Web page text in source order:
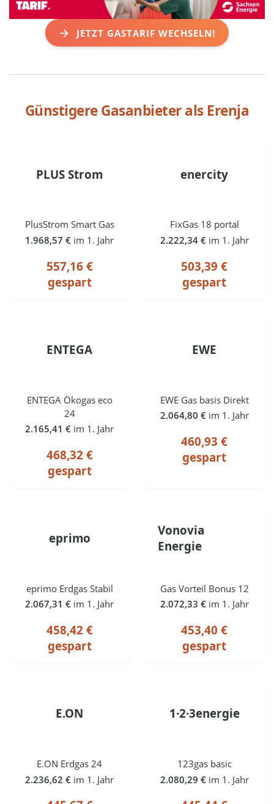
JETZT GASTARIF WECHSELN!
Günstigere Gasanbieter als Erenja
PLUS Strom
PlusStrom Smart Gas
1.968,57 € im 1. Jahr
557,16 €
gespart
enercity
FixGas 18 portal
2.222,34 € im 1. Jahr
503,39 €
gespart
ENTEGA
ENTEGA Ökogas eco
24
2.165,41 € im 1. Jahr
468,32 €
gespart
EWE
EWE Gas basis Direkt
2.064,80 € im 1. Jahr
460,93 €
gespart
eprimo
eprimo Erdgas Stabil
2.067,31 € im 1. Jahr
458,42 €
gespart
Vonovia
Energie
Gas Vorteil Bonus 12
2.072,33 € im 1. Jahr
453,40 €
gespart
E.ON
E.ON Erdgas 24
2.236,62 € im 1. Jahr
1·2·3energie
123gas basic
2.080,29 € im 1. Jahr